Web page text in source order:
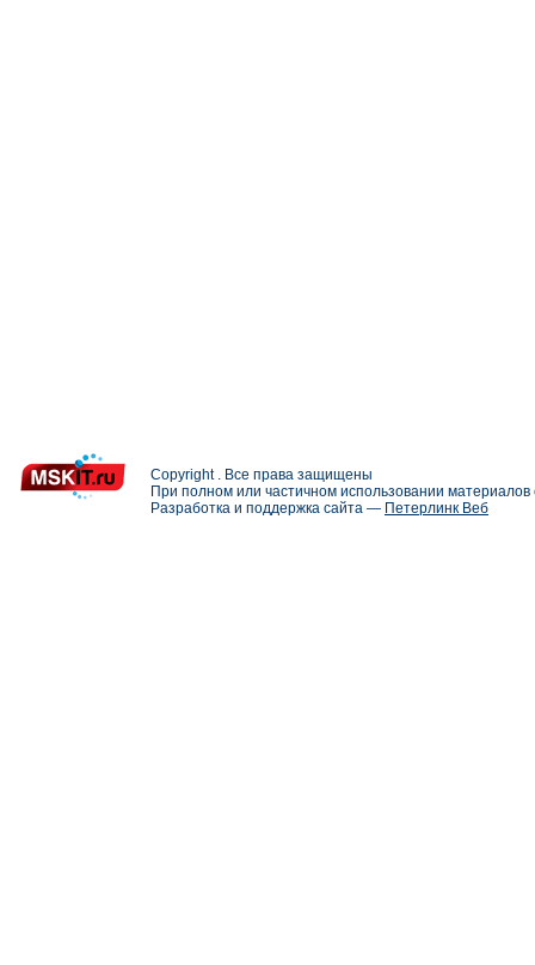
Copyright . Все права защищены
При полном или частичном использовании
Разработка и поддержка сайта — Петерлинк Веб